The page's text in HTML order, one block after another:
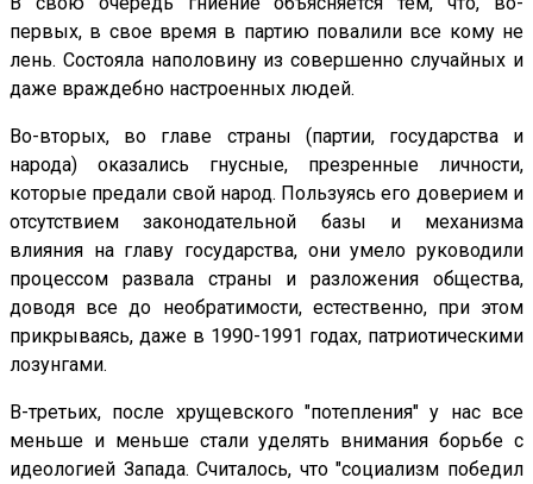
первых, в свое время в партию повалили все кому не
лень. Состояла наполовину из совершенно случайных и
даже враждебно настроенных людей.
Во-вторых, во главе страны (партии, государства и
народа) оказались гнусные, презренные личности,
которые предали свой народ. Пользуясь его доверием и
отсутствием законодательной базы и механизма
влияния на главу государства, они умело руководили
процессом развала страны и разложения общества,
доводя все до необратимости, естественно, при этом
прикрываясь, даже в 1990-1991 годах, патриотическими
лозунгами.
В-третьих, после хрущевского "потепления" у нас все
меньше и меньше стали уделять внимания борьбе с
идеологией Запада. Считалось, что "социализм победил